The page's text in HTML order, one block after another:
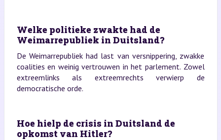
Welke politieke zwakte had de
Weimarrepubliek in Duitsland?
De Weimarrepubliek had last van versnippering, zwakke
coalities en weinig vertrouwen in het parlement. Zowel
extreemlinks als extreemrechts verwierp de
democratische orde.
Hoe hielp de crisis in Duitsland de
opkomst van Hitler?